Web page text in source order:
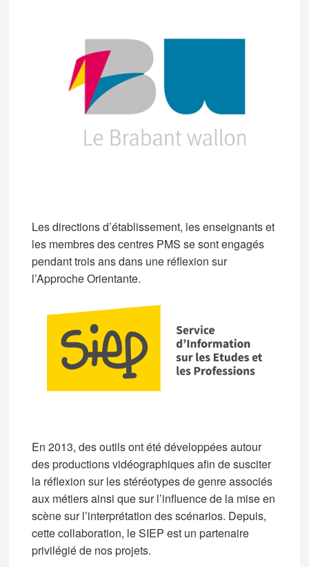
Les directions d’établissement, les enseignants et
les membres des centres PMS se sont engagés
pendant trois ans dans une réflexion sur
l’Approche Orientante.
En 2013, des outils ont été développées autour
des productions vidéographiques afin de susciter
la réflexion sur les stéréotypes de genre associés
aux métiers ainsi que sur l’influence de la mise en
scène sur l’interprétation des scénarios. Depuis,
cette collaboration, le SIEP est un partenaire
privilégié de nos projets.